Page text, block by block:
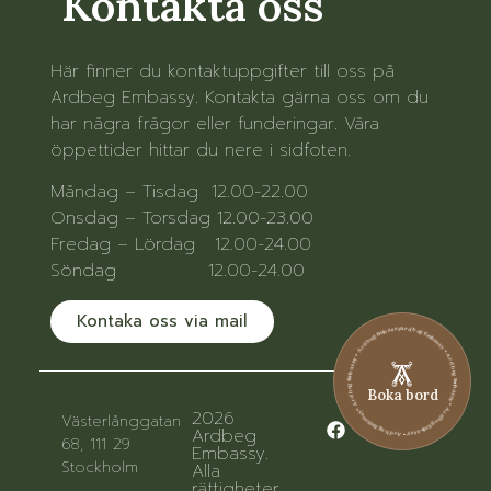
Ardbeg Embassy • Ardbeg Embassy • Ardbeg Embassy • Ardbeg Embassy • Ardbeg Embassy • Ardbeg Embassy
Boka bord
Här finner du kontaktuppgifter till oss på
Ardbeg Embassy. Kontakta gärna oss om du
har några frågor eller funderingar. Våra
öppettider hittar du nere i sidfoten.
Måndag – Tisdag 12.00-22.00
Onsdag – Torsdag 12.00-23.00
Fredag – Lördag 12.00-24.00
Söndag 12.00-24.00
Kontaka oss via mail
Västerlånggatan
68, 111 29
Stockholm
2026
Ardbeg
Embassy.
Alla